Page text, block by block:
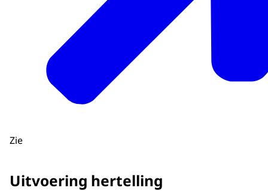
Zie
Uitvoering hertelling